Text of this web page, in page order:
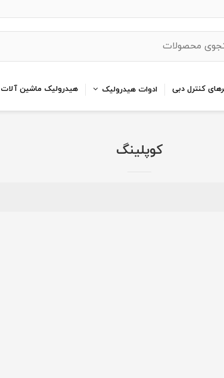
کنترل دبی ادوات هیدرولیک هیدرولیک ماشین
کوپلینگ